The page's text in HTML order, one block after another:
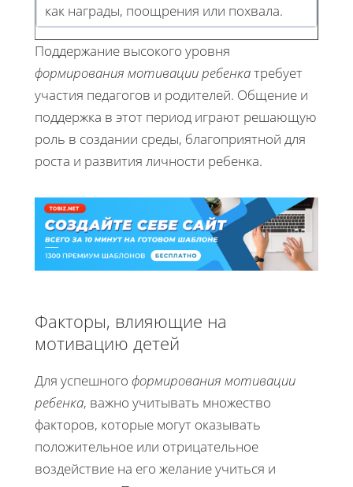
как награды, поощрения или похвала.
Поддержание высокого уровня
формирования мотивации ребенкатребует
участия педагогов и родителей. Общение и
поддержка в этот период играют решающую
роль в создании среды, благоприятной для
роста и развития личности ребенка.
Факторы, влияющие на
мотивацию детей
Для успешного формирования мотивации
ребенка, важно учитывать множество
факторов, которые могут оказывать
положительное или отрицательное
воздействие на его желание учиться и